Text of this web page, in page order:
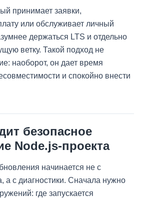
принимает заявки,
или обслуживает личный
держаться LTS и отдельно
ветку. Такой подход не
наоборот, он дает время
и спокойно внести
безопасное
Node.js-проекта
начинается не с
а с диагностики. Сначала нужно
где запускается